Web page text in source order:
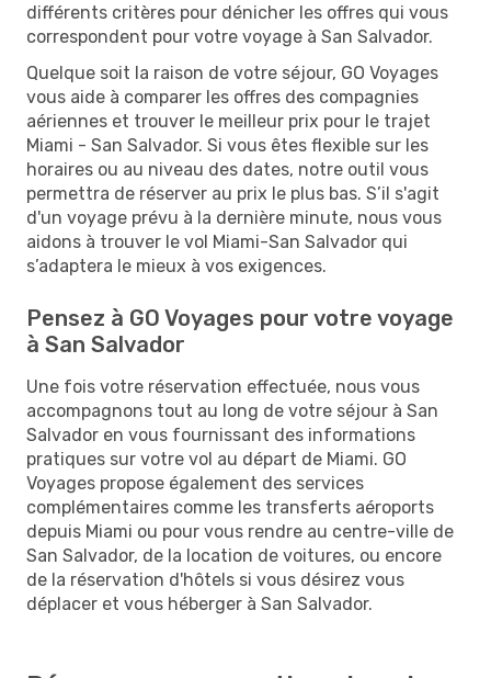
différents critères pour dénicher les offres qui vous
correspondent pour votre voyage à San Salvador.
Quelque soit la raison de votre séjour, GO Voyages
vous aide à comparer les offres des compagnies
aériennes et trouver le meilleur prix pour le trajet
Miami - San Salvador. Si vous êtes flexible sur les
horaires ou au niveau des dates, notre outil vous
permettra de réserver au prix le plus bas. S’il s'agit
d'un voyage prévu à la dernière minute, nous vous
aidons à trouver le vol Miami-San Salvador qui
s’adaptera le mieux à vos exigences.
Pensez à GO Voyages pour votre voyage
à San Salvador
Une fois votre réservation effectuée, nous vous
accompagnons tout au long de votre séjour à San
Salvador en vous fournissant des informations
pratiques sur votre vol au départ de Miami. GO
Voyages propose également des services
complémentaires comme les transferts aéroports
depuis Miami ou pour vous rendre au centre-ville de
San Salvador, de la location de voitures, ou encore
de la réservation d'hôtels si vous désirez vous
déplacer et vous héberger à San Salvador.